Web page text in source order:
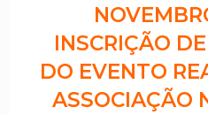
INSCRIÇÃO
DO EVENTO
ASSOCIAÇÃO